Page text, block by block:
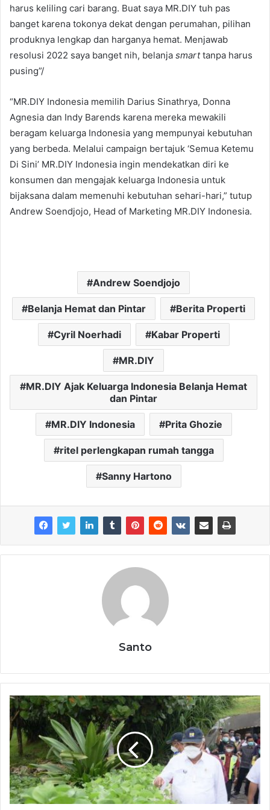
harus keliling cari barang. Buat saya MR.DIY tuh pas
banget karena tokonya dekat dengan perumahan, pilihan
produknya lengkap dan harganya hemat. Menjawab
resolusi 2022 saya banget nih, belanja smarttanpa harus
pusing”/
“MR.DIY Indonesia memilih Darius Sinathrya, Donna
Agnesia dan Indy Barends karena mereka mewakili
beragam keluarga Indonesia yang mempunyai kebutuhan
yang berbeda. Melalui campaign bertajuk ‘Semua Ketemu
Di Sini’ MR.DIY Indonesia ingin mendekatkan diri ke
konsumen dan mengajak keluarga Indonesia untuk
bijaksana dalam memenuhi kebutuhan sehari-hari,” tutup
Andrew Soendjojo, Head of Marketing MR.DIY Indonesia.
Andrew Soendjojo
Belanja Hemat dan Pintar Berita Properti
Cyril Noerhadi Kabar Properti
MR.DIY
MR.DIY Ajak Keluarga Indonesia Belanja Hemat
dan Pintar
MR.DIY Indonesia Prita Ghozie
ritel perlengkapan rumah tangga
Sanny Hartono
Santo